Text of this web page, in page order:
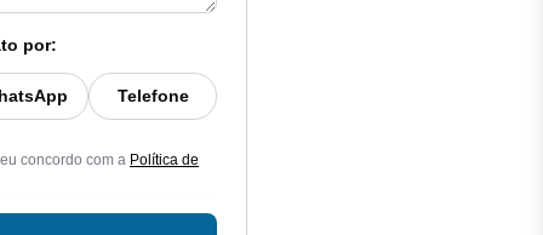
por:
Telefone
concordo com a Política de